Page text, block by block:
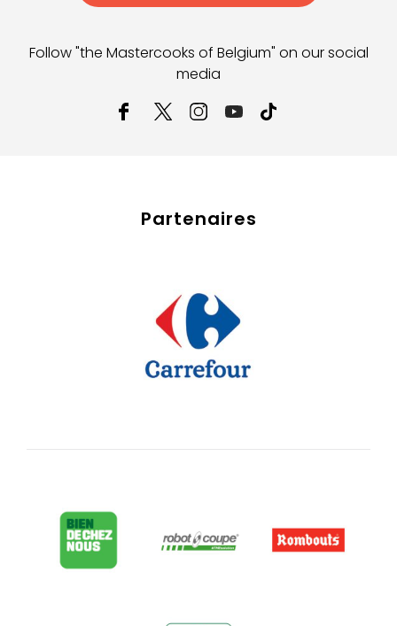
Follow "the Mastercooks of Belgium" on our social
media
Partenaires